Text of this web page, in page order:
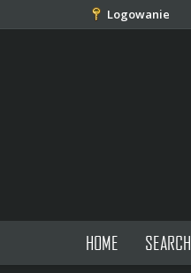
Logowanie
HOME SEARCH